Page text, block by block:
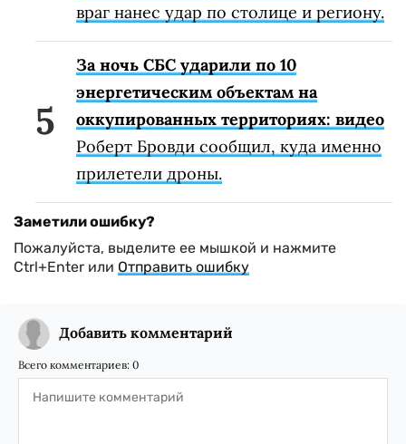
враг нанес удар по столице и региону.
За ночь СБС ударили по 10
энергетическим объектам на
оккупированных территориях: видео
Роберт Бровди сообщил, куда именно
прилетели дроны.
Заметили ошибку?
Пожалуйста, выделите ее мышкой и нажмите
Ctrl+Enter или Отправить ошибку
Добавить комментарий
Всего комментариев: 0